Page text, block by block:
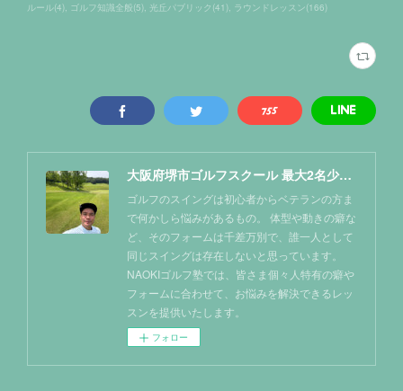
ルール(4) ゴルフ知識全般(5) 光丘パブリック (41) ラウンドレッスン(166)
大阪府堺市ゴルフスクール 最大2名少人数レッスン NAOKIゴルフ塾
ゴルフのスイングは初心者からベテランの方ま
で何かしら悩みがあるもの。 体型や動きの癖な
ど、そのフォームは千差万別で、誰一人として
同じスイングは存在しないと思っています。
NAOKIゴルフ塾では、皆さま個々人特有の癖や
フォームに合わせて、お悩みを解決できるレッ
スンを提供いたします。
フォロー